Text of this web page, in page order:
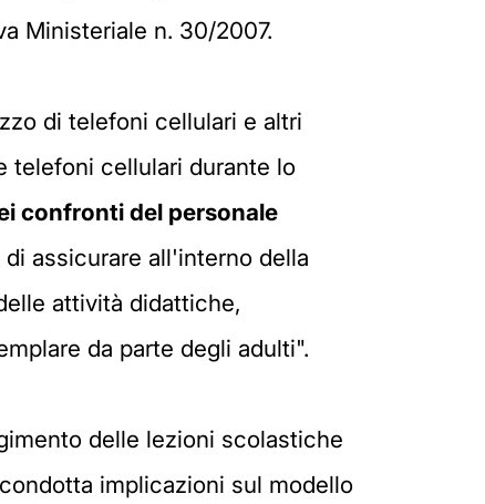
Ministeriale n. 30/2007.
di telefoni cellulari e altri
telefoni cellulari durante lo
confronti del personale
assicurare all'interno della
attività didattiche,
da parte degli adulti".
delle lezioni scolastiche
implicazioni sul modello